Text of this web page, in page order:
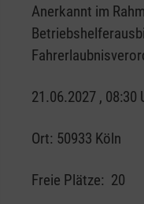
Anerkannt im
21.06.2027 , 08:30
Ort: 50933 Köln
Freie Plätze: 20